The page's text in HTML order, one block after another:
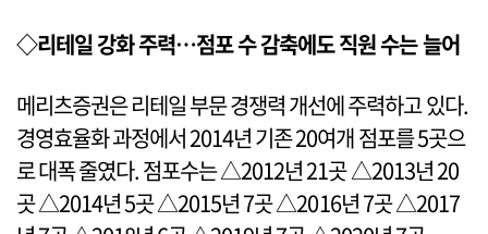
◇리테일 강화 주력…점포 수 감축에도 직원 수는 늘어
메리츠증권은 리테일 부문 경쟁력 개선에 주력하고 있다.
경영효율화 과정에서 2014년 기존 20여개 점포를 5곳으
로 대폭 줄였다. 점포수는 △2012년 21곳 △2013년 20
곳 △2014년 5곳 △2015년 7곳 △2016년 7곳 △2017